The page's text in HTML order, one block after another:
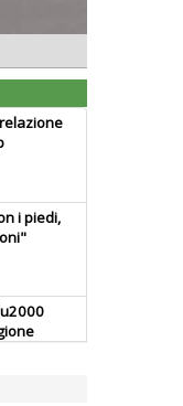
i piedi,